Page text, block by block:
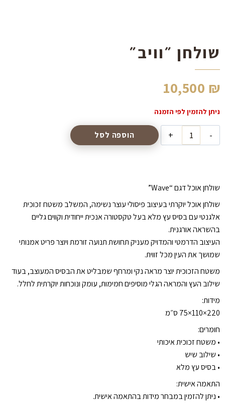
שולחן ״וויב״
10,500 ₪
שולחן אוכל דגם “Wave”
שולחן אוכל יוקרתי בעיצוב פיסולי עוצר נשימה, המשלב משטח זכוכית
אלגנטי עם בסיס עץ מלא בעל טקסטורה אנכית ייחודית וקווים גליים
בהשראה אורגנית.
העיצוב הדרמטי והמדויק מעניק תחושת תנועה זורמת ויוצר פריט אמנותי
שמושך את העין מכל זווית.
משטח הזכוכית יוצר מראה נקי ומרחף שמבליט את הבסיס המעוצב, בעוד
שילוב העץ והמראה הגלי מוסיפים חמימות, עומק ונוכחות יוקרתית לחלל.
מידות:
220×110×75 ס״מ
חומרים:
•⁠ ⁠משטח זכוכית איכותי
•⁠ ⁠שילוב שיש
•⁠ ⁠בסיס עץ מלא
התאמה אישית:
•⁠ ⁠ניתן להזמין במבחר מידות בהתאמה אישית.
כמות
של
הוספה לסל